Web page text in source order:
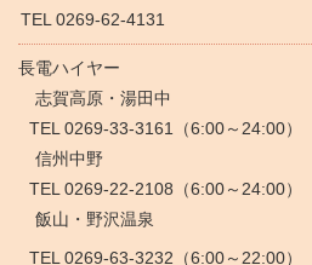
TEL 0269-62-4131
長電ハイヤー
志賀高原・湯田中
TEL 0269-33-3161（6:00～24:00）
信州中野
TEL 0269-22-2108（6:00～24:00）
飯山・野沢温泉
TEL 0269-63-3232（6:00～22:00）